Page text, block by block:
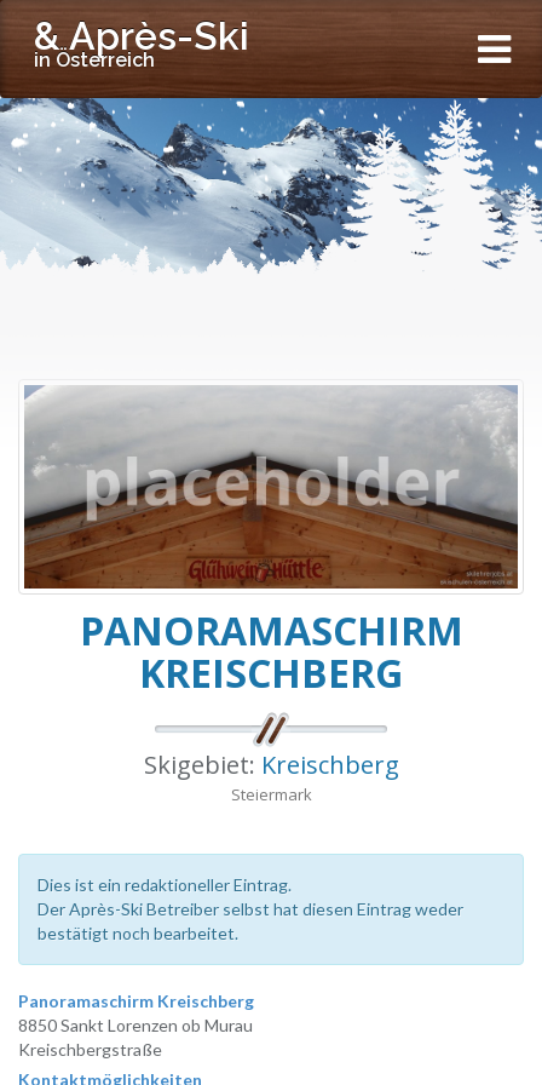
& Après-Ski
in Österreich
PANORAMASCHIRM
KREISCHBERG
Skigebiet: Kreischberg
Steiermark
Dies ist ein redaktioneller Eintrag.
Der Après-Ski Betreiber selbst hat diesen Eintrag weder
bestätigt noch bearbeitet.
Panoramaschirm Kreischberg
8850 Sankt Lorenzen ob Murau
Kreischbergstraße
Kontaktmöglichkeiten